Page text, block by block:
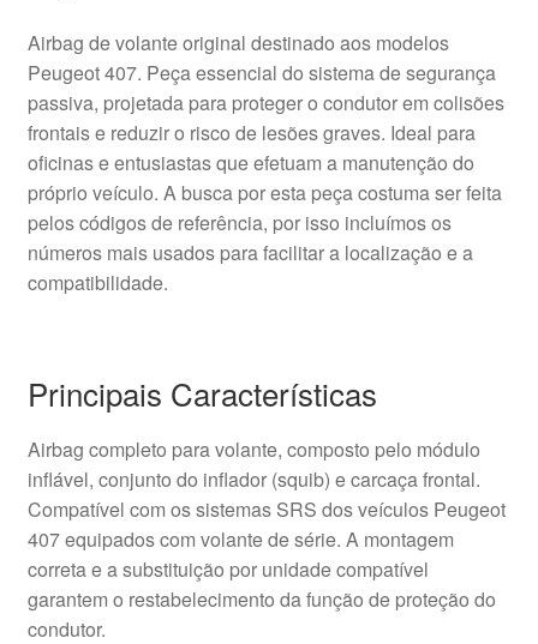
Airbag de volante original destinado aos modelos
Peugeot 407. Peça essencial do sistema de segurança
passiva, projetada para proteger o condutor em colisões
frontais e reduzir o risco de lesões graves. Ideal para
oficinas e entusiastas que efetuam a manutenção do
próprio veículo. A busca por esta peça costuma ser feita
pelos códigos de referência, por isso incluímos os
números mais usados para facilitar a localização e a
compatibilidade.
Principais Características
Airbag completo para volante, composto pelo módulo
inflável, conjunto do inflador (squib) e carcaça frontal.
Compatível com os sistemas SRS dos veículos Peugeot
407 equipados com volante de série. A montagem
correta e a substituição por unidade compatível
garantem o restabelecimento da função de proteção do
condutor.